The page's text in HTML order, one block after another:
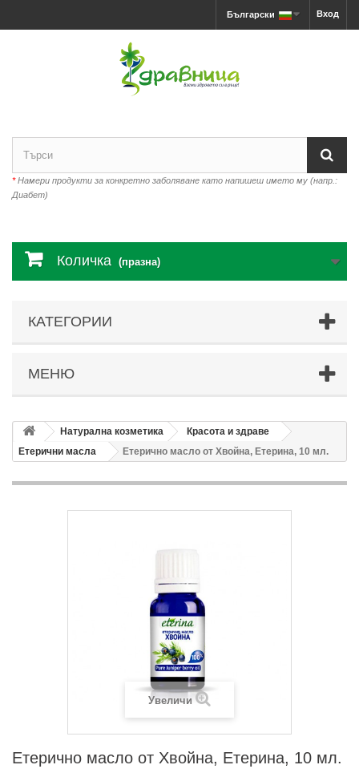
Вход
Български
*Намери продукти за конкретно заболяване като напишеш името му (напр.:
Диабет)
Количка (празна)
КАТЕГОРИИ
МЕНЮ
Натурална козметика
Красота и здраве
Етерични масла
Етерично масло от Хвойна, Етерина, 10 мл.
Увеличи
Етерично масло от Хвойна, Етерина, 10 мл.